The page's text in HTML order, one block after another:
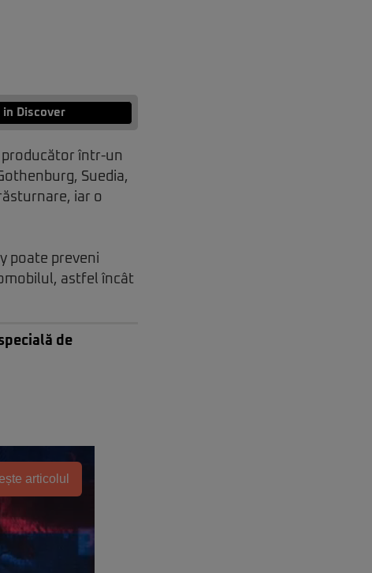
Discover
producător într-un
Suedia,
iar o
poate preveni
astfel încât
de
articolul